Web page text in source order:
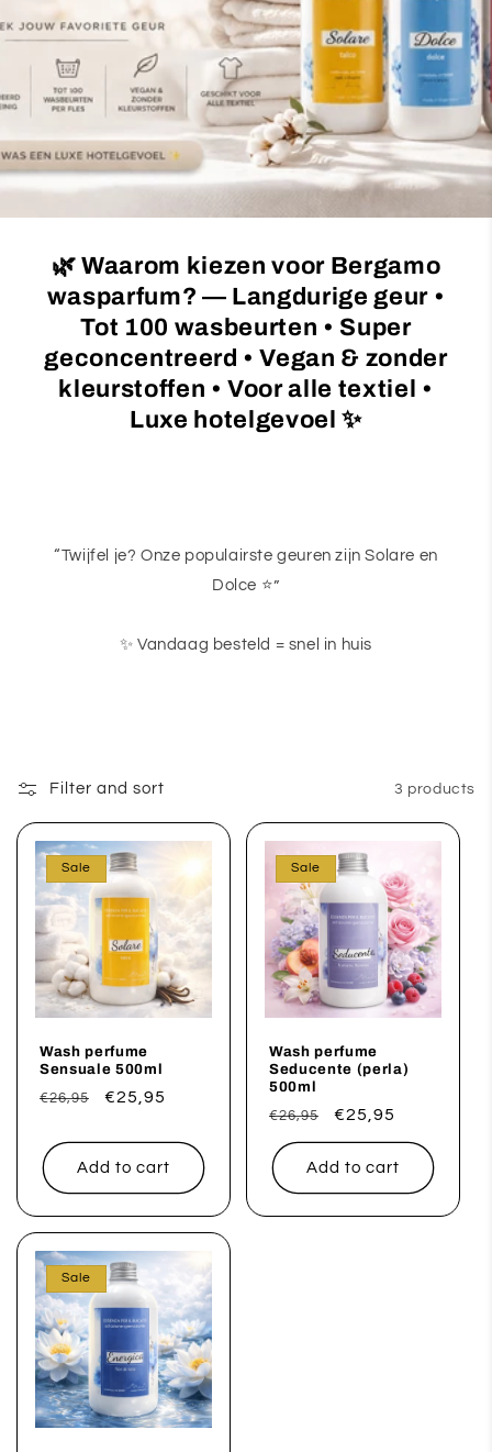
c
i
o
n
🌿 Waarom kiezen voor Bergamo
wasparfum? — Langdurige geur •
Tot 100 wasbeurten • Super
geconcentreerd • Vegan & zonder
kleurstoffen • Voor alle textiel •
Luxe hotelgevoel ✨
“Twijfel je? Onze populairste geuren zijn Solare en
Dolce ⭐”
✨ Vandaag besteld = snel in huis
Filter and sort 3 products
Sale
Wash perfume
Sensuale 500ml
Regular
€26,95
Sale
€25,95
Add to cart
Sale
Wash perfume
Seducente (perla)
500ml
Regular
price
€26,95
Sale
price
€25,95
Add to cart
Sale